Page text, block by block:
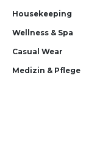
House­keeping
Wellness & Spa
Casual Wear
Medizin & Pflege